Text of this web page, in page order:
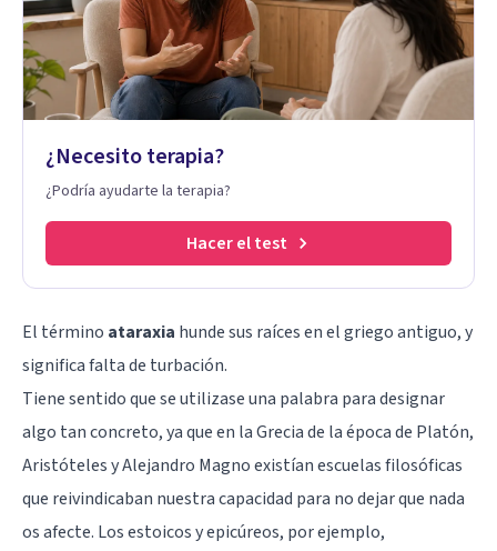
¿Necesito terapia?
¿Podría ayudarte la terapia?
Hacer el test
El término ataraxia hunde sus raíces en el griego antiguo, y
significa falta de turbación.
Tiene sentido que se utilizase una palabra para designar
algo tan concreto, ya que en la Grecia de la época de Platón,
Aristóteles y Alejandro Magno existían escuelas filosóficas
que reivindicaban nuestra capacidad para no dejar que nada
os afecte. Los estoicos y epicúreos, por ejemplo,